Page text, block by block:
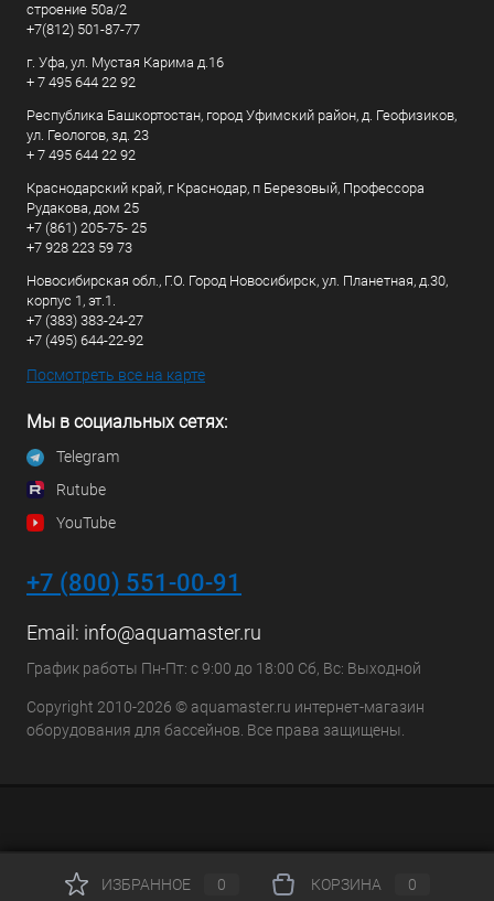
строение 50а/2
+7(812) 501-87-77
г. Уфа, ул. Мустая Карима д.16
+ 7 495 644 22 92
Республика Башкортостан, город Уфимский район, д. Геофизиков,
ул. Геологов, зд. 23
+ 7 495 644 22 92
Краснодарский край, г Краснодар, п Березовый, Профессора
Рудакова, дом 25
+7 (861) 205-75- 25
+7 928 223 59 73
Новосибирская обл., Г.О. Город Новосибирск, ул. Планетная, д.30,
корпус 1, эт.1.
+7 (383) 383-24-27
+7 (495) 644-22-92
Посмотреть все на карте
Мы в социальных сетях:
Telegram
Rutube
YouTube
+7 (800) 551-00-91
Email: info@aquamaster.ru
График работы Пн-Пт: с 9:00 до 18:00 Сб, Вс: Выходной
Copyright 2010-2026 © aquamaster.ru интернет-магазин
оборудования для бассейнов. Все права защищены.
ИЗБРАННОЕ 0 КОРЗИНА 0